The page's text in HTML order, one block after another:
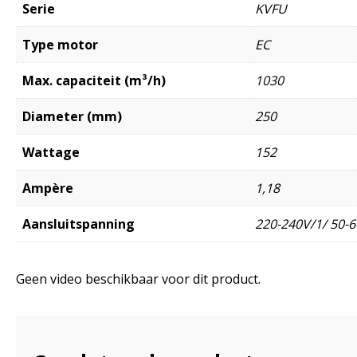
Serie KVFU
Type motor EC
Max. capaciteit (m³/h) 1030
Diameter (mm) 250
Wattage 152
Ampère 1,18
Aansluitspanning 220-240V/1/ 50-
Geen video beschikbaar voor dit product.